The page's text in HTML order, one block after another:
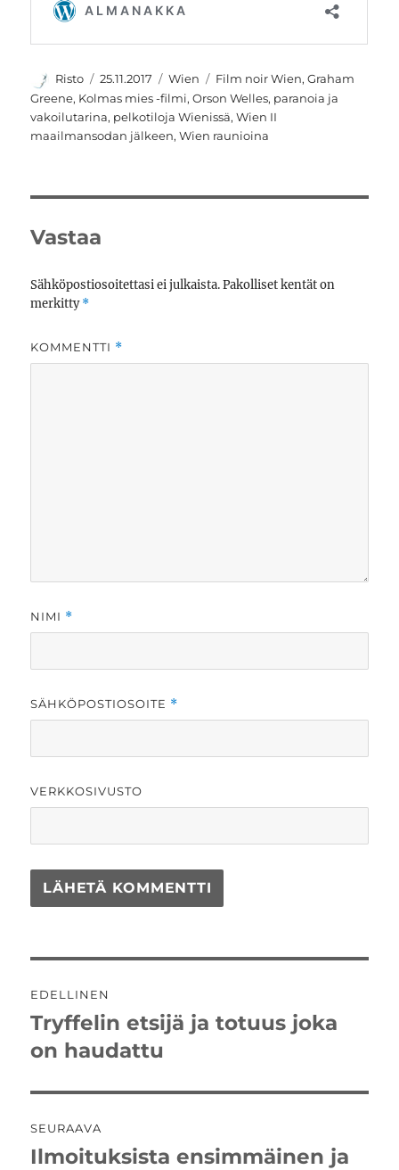
Kirjoittaja
Risto Julkaistu
25.11.2017 Kategoriat
Wien Avainsanat
Film noir Wien,Graham
Greene, Kolmas mies -filmi,Orson Welles, paranoia ja
vakoilutarina, pelkotiloja Wienissä,Wien II
maailmansodan jälkeen,Wien raunioina
Vastaa
Sähköpostiosoitettasi ei julkaista. Pakolliset kentät on
merkitty*
KOMMENTTI *
NIMI *
SÄHKÖPOSTIOSOITE *
VERKKOSIVUSTO
selaus
EDELLINEN
Edellinen
artikkeli:
Tryffelin etsijä ja totuus joka
on haudattu
SEURAAVA
Seuraava
Ilmoituksista ensimmäinen ja